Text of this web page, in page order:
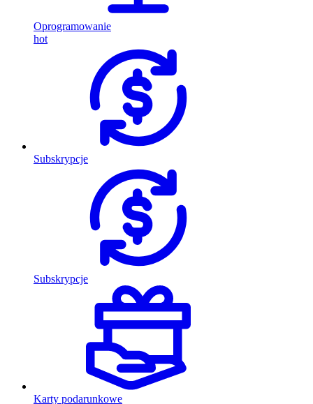
Oprogramowanie
hot
Subskrypcje
Subskrypcje
Karty podarunkowe